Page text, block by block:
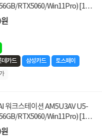
RTX5060/Win11Pro) [1TB
데카드 삼성카드
토스페이
워크스테이션 AM5U3AV U5-
RTX5060/Win11Pro) [1TB